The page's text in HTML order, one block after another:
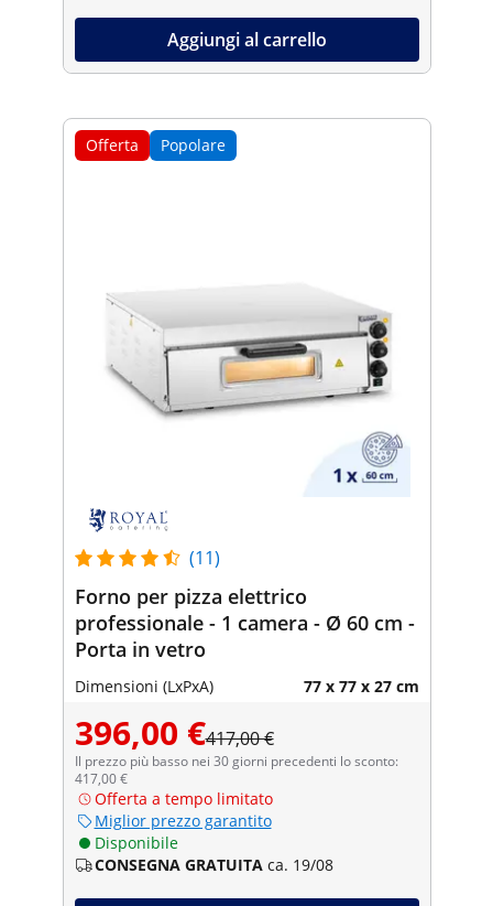
Aggiungi al carrello
Offerta Popolare
(11)
Forno per pizza elettrico
professionale - 1 camera - Ø 60 cm -
Porta in vetro
Dimensioni (LxPxA) 77 x 77 x 27 cm
396,00 €417,00 €
Il prezzo più basso nei 30 giorni precedenti lo sconto:
417,00 €
Offerta a tempo limitato
Miglior prezzo garantito
Disponibile
CONSEGNA GRATUITA ca. 19/08